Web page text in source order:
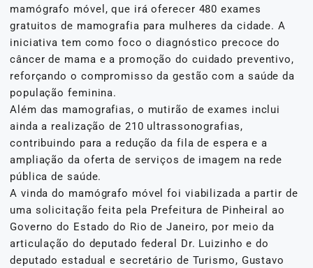
mamógrafo móvel, que irá oferecer 480 exames
gratuitos de mamografia para mulheres da cidade. A
iniciativa tem como foco o diagnóstico precoce do
câncer de mama e a promoção do cuidado preventivo,
reforçando o compromisso da gestão com a saúde da
população feminina.
Além das mamografias, o mutirão de exames inclui
ainda a realização de 210 ultrassonografias,
contribuindo para a redução da fila de espera e a
ampliação da oferta de serviços de imagem na rede
pública de saúde.
A vinda do mamógrafo móvel foi viabilizada a partir de
uma solicitação feita pela Prefeitura de Pinheiral ao
Governo do Estado do Rio de Janeiro, por meio da
articulação do deputado federal Dr. Luizinho e do
deputado estadual e secretário de Turismo, Gustavo